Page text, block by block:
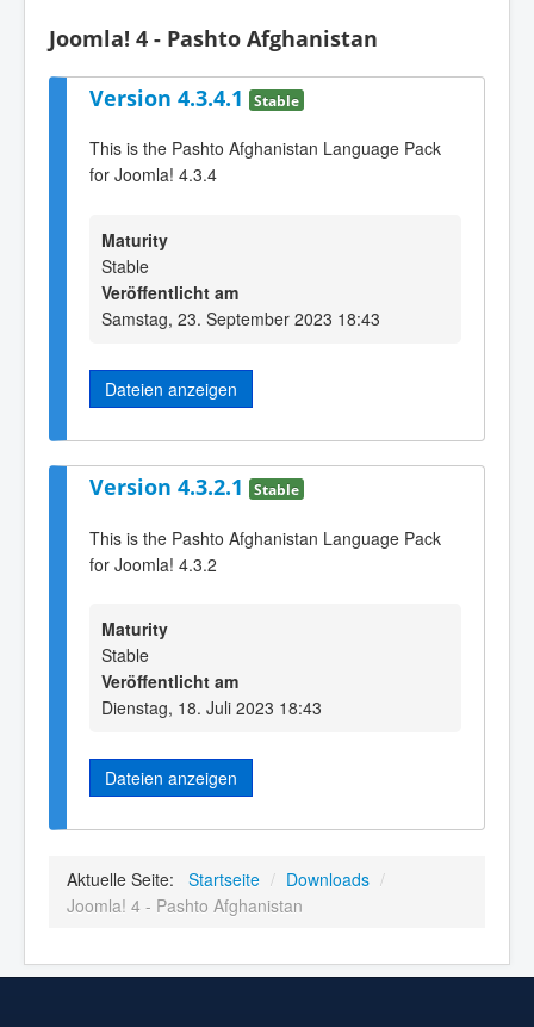
Joomla! 4 - Pashto Afghanistan
Version 4.3.4.1 Stable
This is the Pashto Afghanistan Language Pack
for Joomla! 4.3.4
Maturity
Stable
Veröffentlicht am
Samstag, 23. September 2023 18:43
Dateien anzeigen
Version 4.3.2.1 Stable
This is the Pashto Afghanistan Language Pack
for Joomla! 4.3.2
Maturity
Stable
Veröffentlicht am
Dienstag, 18. Juli 2023 18:43
Dateien anzeigen
Aktuelle Seite: Startseite / Downloads /
Joomla! 4 - Pashto Afghanistan